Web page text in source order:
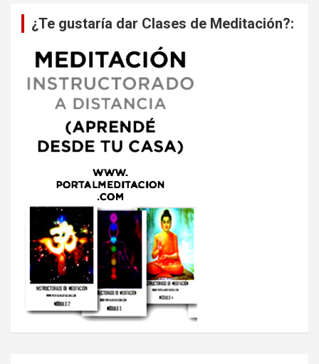
¿Te gustaría dar Clases de Meditación?: